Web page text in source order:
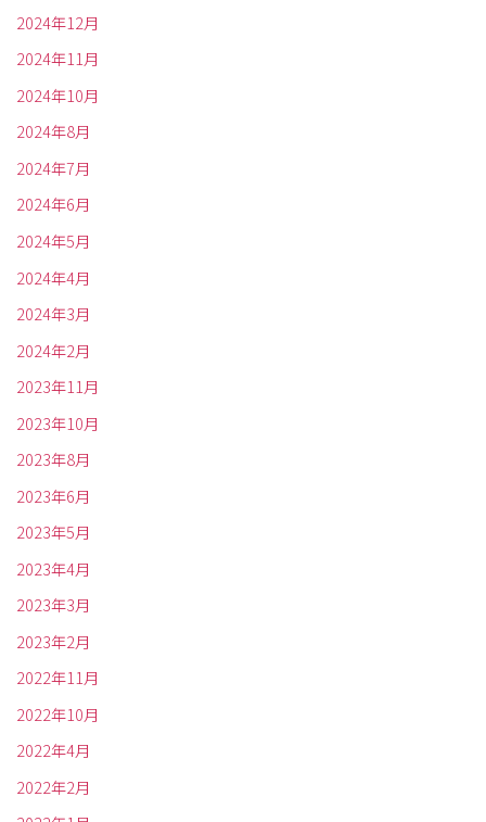
2024年12月
2024年11月
2024年10月
2024年8月
2024年7月
2024年6月
2024年5月
2024年4月
2024年3月
2024年2月
2023年11月
2023年10月
2023年8月
2023年6月
2023年5月
2023年4月
2023年3月
2023年2月
2022年11月
2022年10月
2022年4月
2022年2月